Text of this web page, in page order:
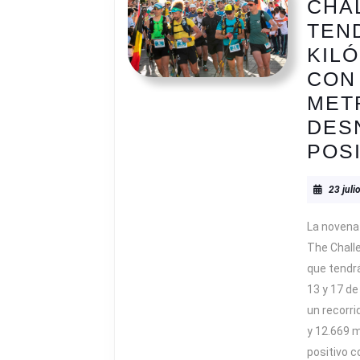
23
La
The
que
13 y 17
un
y 12.669
positivo